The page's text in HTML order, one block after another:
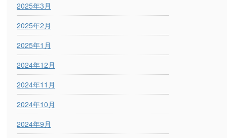
2025年3月
2025年2月
2025年1月
2024年12月
2024年11月
2024年10月
2024年9月